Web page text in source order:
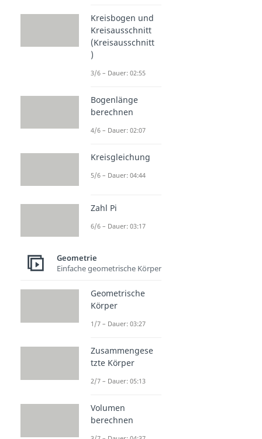
Kreisbogen und
Kreisausschnitt
(Kreisausschnitt
)
3/6 – Dauer: 02:55
Bogenlänge
berechnen
4/6 – Dauer: 02:07
Kreisgleichung
5/6 – Dauer: 04:44
Zahl Pi
6/6 – Dauer: 03:17
Geometrie
Einfache geometrische Körper
Geometrische
Körper
1/7 – Dauer: 03:27
Zusammengese
tzte Körper
2/7 – Dauer: 05:13
Volumen
berechnen